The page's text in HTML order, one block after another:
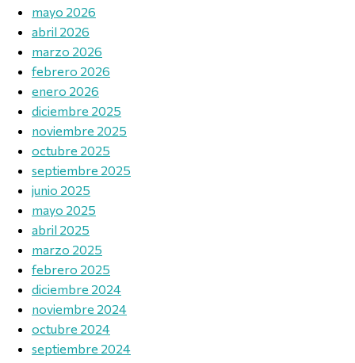
mayo 2026
abril 2026
marzo 2026
febrero 2026
enero 2026
diciembre 2025
noviembre 2025
octubre 2025
septiembre 2025
junio 2025
mayo 2025
abril 2025
marzo 2025
febrero 2025
diciembre 2024
noviembre 2024
octubre 2024
septiembre 2024